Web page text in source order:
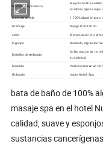
Nombre del producto
Mayorista Alta calidad
hombres pijama ropa
Material de tela
1,100% algodón puro
Gramaje Rango 800-1500G
color
blanco, azul, rojo,
logotipo
Bordado, impresión
Detalles de embalaje
bolsa opp, bolsa no
su solicitud
Muestra Personalizar envío de
Utilizado Inicio, Hotel, Spa
bata de baño de 100%
masaje spa en el hotel
calidad, suave y
sustancias